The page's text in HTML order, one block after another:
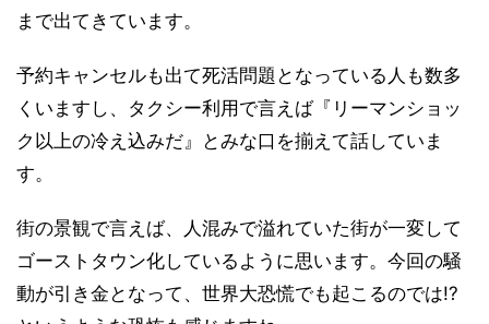
まで出てきています。
予約キャンセルも出て死活問題となっている人も数多
くいますし、タクシー利用で言えば『リーマンショッ
ク以上の冷え込みだ』とみな口を揃えて話していま
す。
街の景観で言えば、人混みで溢れていた街が一変して
ゴーストタウン化しているように思います。今回の騒
動が引き金となって、世界大恐慌でも起こるのでは!?